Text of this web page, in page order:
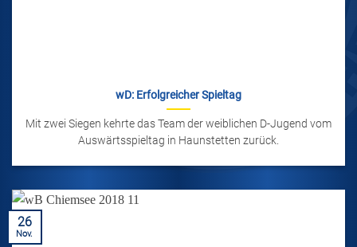
wD: Erfolgreicher Spieltag
Mit zwei Siegen kehrte das Team der weiblichen D-Jugend vom
Auswärtsspieltag in Haunstetten zurück.
26
Nov.